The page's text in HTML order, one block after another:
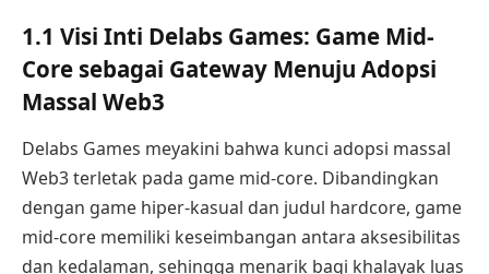
1.1 Visi Inti Delabs Games: Game Mid-
Core sebagai Gateway Menuju Adopsi
Massal Web3
Delabs Games meyakini bahwa kunci adopsi massal
Web3 terletak pada game mid-core. Dibandingkan
dengan game hiper-kasual dan judul hardcore, game
mid-core memiliki keseimbangan antara aksesibilitas
dan kedalaman, sehingga menarik bagi khalayak luas